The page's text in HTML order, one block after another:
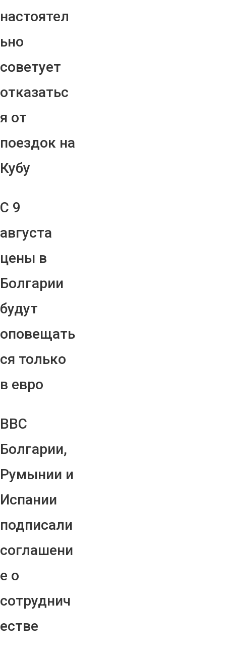
настоятел
ьно
советует
отказатьс
я от
поездок на
Кубу
С 9
августа
цены в
Болгарии
будут
оповещать
ся только
в евро
ВВС
Болгарии,
Румынии и
Испании
подписали
соглашени
е о
сотруднич
естве